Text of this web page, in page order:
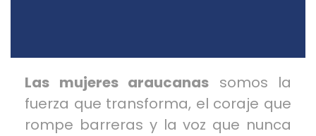
Las mujeres araucanas somos la
fuerza que transforma, el coraje que
rompe barreras y la voz que nunca